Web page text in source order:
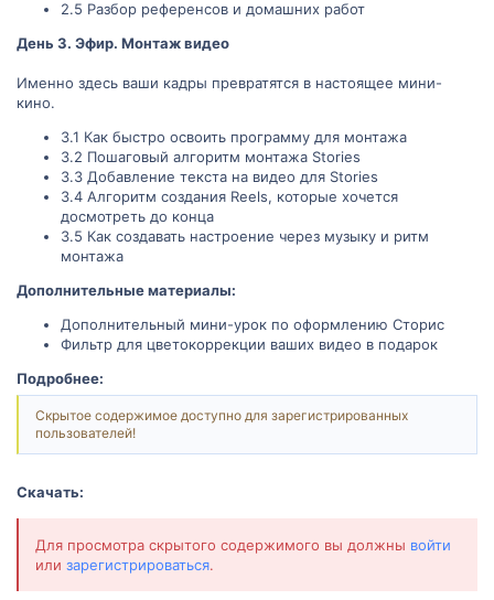
2.5 Разбор референсов и домашних работ
День 3. Эфир. Монтаж видео
Именно здесь ваши кадры превратятся в настоящее мини-
кино.
3.1 Как быстро освоить программу для монтажа
3.2 Пошаговый алгоритм монтажа Stories
3.3 Добавление текста на видео для Stories
3.4 Алгоритм создания Reels, которые хочется
досмотреть до конца
3.5 Как создавать настроение через музыку и ритм
монтажа
Дополнительные материалы:
Дополнительный мини-урок по оформлению Сторис
Фильтр для цветокоррекции ваших видео в подарок
Подробнее:
Скрытое содержимое доступно для зарегистрированных
пользователей!
Скачать:
Для просмотра скрытого содержимого вы должны войти
или зарегистрироваться.